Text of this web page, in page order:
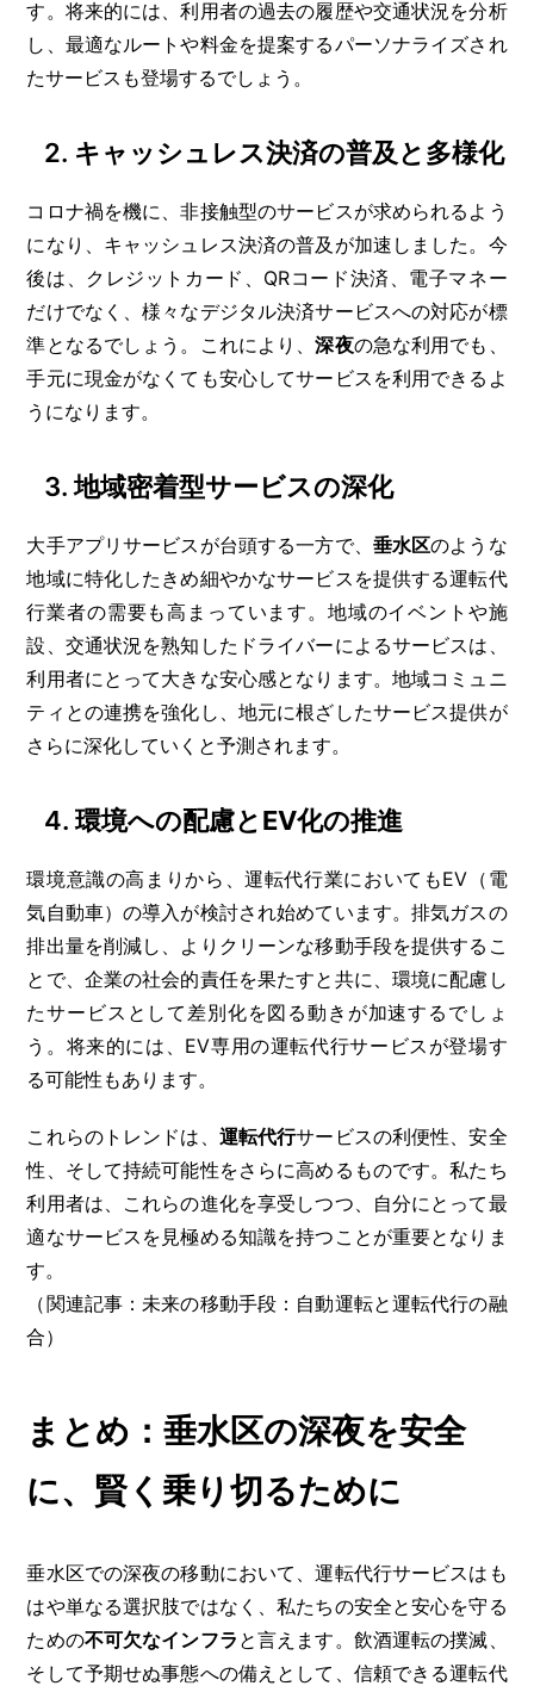
す。将来的には、利用者の過去の履歴や交通状況を分析
し、最適なルートや料金を提案するパーソナライズされ
たサービスも登場するでしょう。
2. キャッシュレス決済の普及と多様化
コロナ禍を機に、非接触型のサービスが求められるよう
になり、キャッシュレス決済の普及が加速しました。今
後は、クレジットカード、QRコード決済、電子マネー
だけでなく、様々なデジタル決済サービスへの対応が標
準となるでしょう。これにより、深夜の急な利用でも、
手元に現金がなくても安心してサービスを利用できるよ
うになります。
3.地域密着型サービスの深化
大手アプリサービスが台頭する一方で、 垂水区のような
地域に特化したきめ細やかなサービスを提供する運転代
行業者の需要も高まっています。地域のイベントや施
設、交通状況を熟知したドライバーによるサービスは、
利用者にとって大きな安心感となります。地域コミュニ
ティとの連携を強化し、地元に根ざしたサービス提供が
さらに深化していくと予測されます。
4.環境への配慮とEV化の推進
環境意識の高まりから、運転代行業においてもEV（電
気自動車）の導入が検討され始めています。排気ガスの
排出量を削減し、よりクリーンな移動手段を提供するこ
とで、企業の社会的責任を果たすと共に、環境に配慮し
たサービスとして差別化を図る動きが加速するでしょ
う。将来的には、EV専用の運転代行サービスが登場す
る可能性もあります。
これらのトレンドは、 運転代行サービスの利便性、安全
性、そして持続可能性をさらに高めるものです。私たち
利用者は、これらの進化を享受しつつ、自分にとって最
適なサービスを見極める知識を持つことが重要となりま
す。
（関連記事：未来の移動手段：自動運転と運転代行の融
合）
まとめ：垂水区の深夜を安全
に、賢く乗り切るために
垂水区での深夜の移動において、運転代行サービスはも
はや単なる選択肢ではなく、私たちの安全と安心を守る
ための不可欠なインフラ と言えます。飲酒運転の撲滅、
そして予期せぬ事態への備えとして、信頼できる運転代